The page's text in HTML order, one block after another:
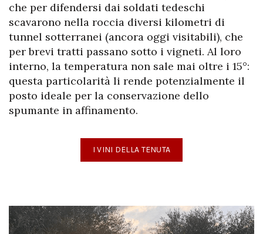
che per difendersi dai soldati tedeschi
scavarono nella roccia diversi kilometri di
tunnel sotterranei (ancora oggi visitabili), che
per brevi tratti passano sotto i vigneti. Al loro
interno, la temperatura non sale mai oltre i 15°:
questa particolarità li rende potenzialmente il
posto ideale per la conservazione dello
spumante in affinamento.
I VINI DELLA TENUTA
Previous
Next